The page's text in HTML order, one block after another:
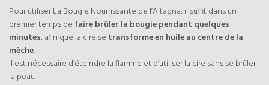
Pour utiliser La Bougie Nourrissante de l’Altagna, il suffit dans un
premier temps de faire brûler la bougie pendant quelques
minutes, afin que la cire se transforme en huile au centre de la
mèche.
Il est nécessaire d’éteindre la flamme et d’utiliser la cire sans se brûler
la peau.